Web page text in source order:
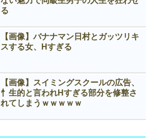
る
【画像】バナナマン日村とガッツリキ
スする女、Нすぎる
【画像】スイミングスクールの広告、
忄生的と言われНすぎる部分を修整さ
れてしまうｗｗｗｗｗ